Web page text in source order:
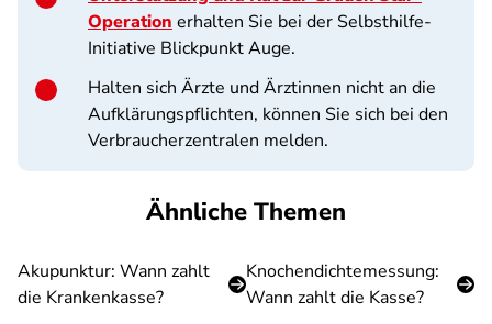
Operation erhalten Sie bei der Selbsthilfe-
Initiative Blickpunkt Auge.
Halten sich Ärzte und Ärztinnen nicht an die
Aufklärungspflichten, können Sie sich bei den
Verbraucherzentralen melden.
Ähnliche Themen
Akupunktur: Wann zahlt
die Krankenkasse?
Knochendichtemessung:
Wann zahlt die Kasse?